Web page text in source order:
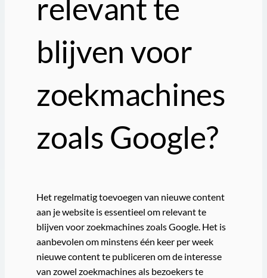
relevant te
blijven voor
zoekmachines
zoals Google?
Het regelmatig toevoegen van nieuwe content
aan je website is essentieel om relevant te
blijven voor zoekmachines zoals Google. Het is
aanbevolen om minstens één keer per week
nieuwe content te publiceren om de interesse
van zowel zoekmachines als bezoekers te